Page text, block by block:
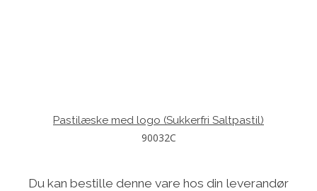
Pastilæske med logo (Sukkerfri Saltpastil)
90032C
Du kan bestille denne vare hos din leverandør